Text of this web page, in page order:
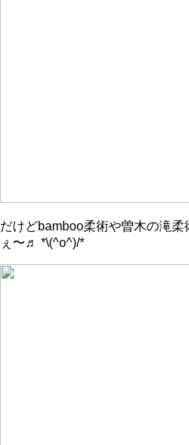
だけどbamboo柔術や曽木の滝
ぇ〜♬ *\(^o^)/*